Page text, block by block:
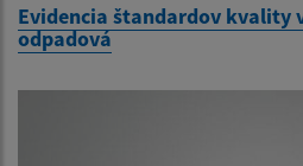
Evidencia štandardov kvality
odpadová